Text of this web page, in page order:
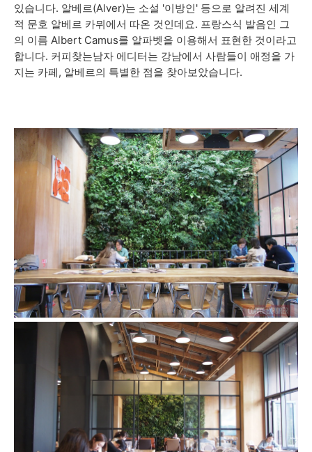
있습니다. 알베르(Alver)는 소설 '이방인' 등으로 알려진 세계
적 문호 알베르 카뮈에서 따온 것인데요. 프랑스식 발음인 그
의 이름 Albert Camus를 알파벳을 이용해서 표현한 것이라고
합니다. 커피찾는남자 에디터는 강남에서 사람들이 애정을 가
지는 카페, 알베르의 특별한 점을 찾아보았습니다.